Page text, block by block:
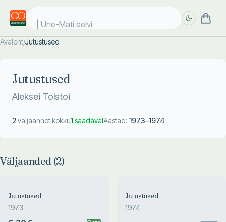
Une-Mati eelvii
Avaleht/Jutustused
Jutustused
Aleksei Tolstoi
2väljaannet kokku1saadavalAastad: 1973–1974
Väljaanded (2)
Jutustused
1973
Jutustused
1974